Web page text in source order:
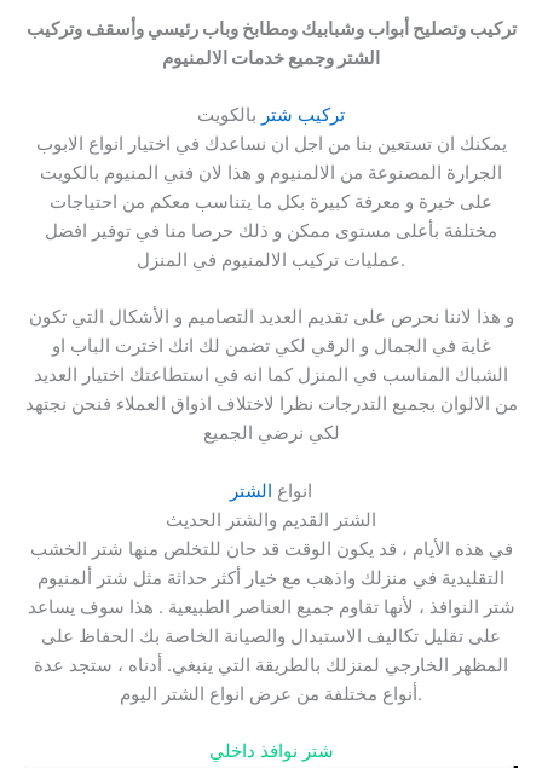
تركيب وتصليح أبواب وشبابيك ومطابخ وباب رئيسي وأسقف وتركيب
الشتر وجميع خدمات الالمنيوم
تركيب شتر بالكويت
يمكنك ان تستعين بنا من اجل ان نساعدك في اختيار انواع الابوب
الجرارة المصنوعة من الالمنيوم و هذا لان فني المنيوم بالكويت
على خبرة و معرفة كبيرة بكل ما يتناسب معكم من احتياجات
مختلفة بأعلى مستوى ممكن و ذلك حرصا منا في توفير افضل
عمليات تركيب الالمنيوم في المنزل.
و هذا لاننا نحرص على تقديم العديد التصاميم و الأشكال التي تكون
غاية في الجمال و الرقي لكي تضمن لك انك اخترت الباب او
الشباك المناسب في المنزل كما انه في استطاعتك اختيار العديد
من الالوان بجميع التدرجات نظرا لاختلاف اذواق العملاء فنحن نجتهد
لكي نرضي الجميع
انواع الشتر
الشتر القديم والشتر الحديث
في هذه الأيام ، قد يكون الوقت قد حان للتخلص منها شتر الخشب
التقليدية في منزلك واذهب مع خيار أكثر حداثة مثل شتر ألمنيوم
شتر النوافذ ، لأنها تقاوم جميع العناصر الطبيعية . هذا سوف يساعد
على تقليل تكاليف الاستبدال والصيانة الخاصة بك الحفاظ على
المظهر الخارجي لمنزلك بالطريقة التي ينبغي. أدناه ، ستجد عدة
أنواع مختلفة من عرض انواع الشتر اليوم.
شتر نوافذ داخلي